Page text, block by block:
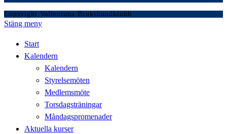
Copyright Vallentuna Brukshundklubb
Stäng meny
Start
Kalendern
Kalendern
Styrelsemöten
Medlemsmöte
Torsdagsträningar
Måndagspromenader
Aktuella kurser